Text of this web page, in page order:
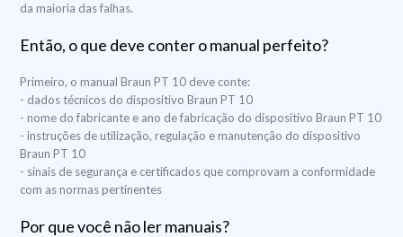
da maioria das falhas.
Então, o que deve conter o manual perfeito?
Primeiro, o manual Braun PT 10 deve conte:
- dados técnicos do dispositivo Braun PT 10
- nome do fabricante e ano de fabricação do dispositivo Braun PT 10
- instruções de utilização, regulação e manutenção do dispositivo
Braun PT 10
- sinais de segurança e certificados que comprovam a conformidade
com as normas pertinentes
Por que você não ler manuais?